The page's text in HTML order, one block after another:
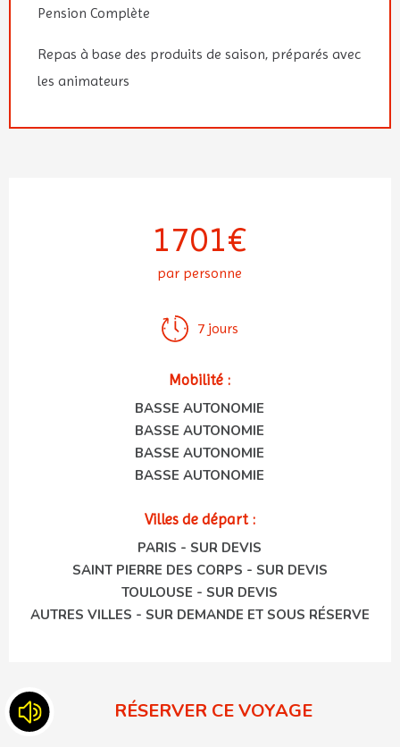
Pension Complète
Repas à base des produits de saison, préparés avec
les animateurs
1701€
par personne
7 jours
Mobilité :
BASSE AUTONOMIE
BASSE AUTONOMIE
BASSE AUTONOMIE
BASSE AUTONOMIE
Villes de départ :
PARIS - SUR DEVIS
SAINT PIERRE DES CORPS - SUR DEVIS
TOULOUSE - SUR DEVIS
AUTRES VILLES - SUR DEMANDE ET SOUS RÉSERVE
RÉSERVER CE VOYAGE